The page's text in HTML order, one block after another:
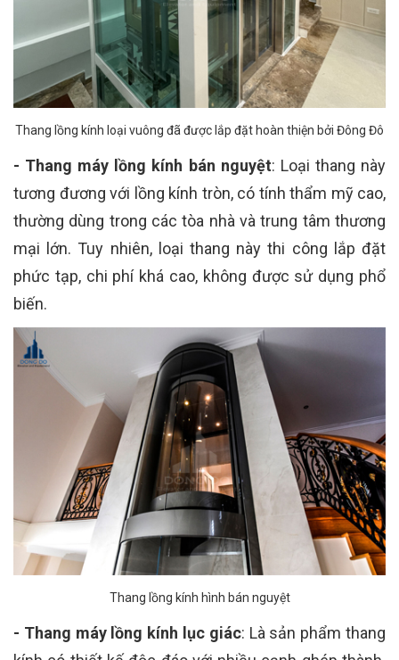
Thang lồng kính loại vuông đã được lắp đặt hoàn thiện bởi Đông Đô
- Thang máy lồng kính bán nguyệt: Loại thang này
tương đương với lồng kính tròn, có tính thẩm mỹ cao,
thường dùng trong các tòa nhà và trung tâm thương
mại lớn. Tuy nhiên, loại thang này thi công lắp đặt
phức tạp, chi phí khá cao, không được sử dụng phổ
biến.
Thang lồng kính hình bán nguyệt
- Thang máy lồng kính lục giác: Là sản phẩm thang